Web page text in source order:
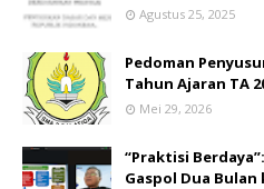
Agustus 25, 2025
Pedoman
Tahun Ajaran TA
Mei 29, 2026
“Praktisi
Gaspol Dua Bulan